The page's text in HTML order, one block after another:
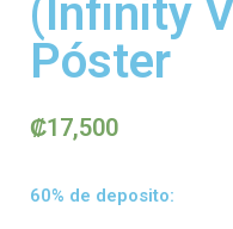
(Infinity
Póster
₡17,500
60% de deposito: